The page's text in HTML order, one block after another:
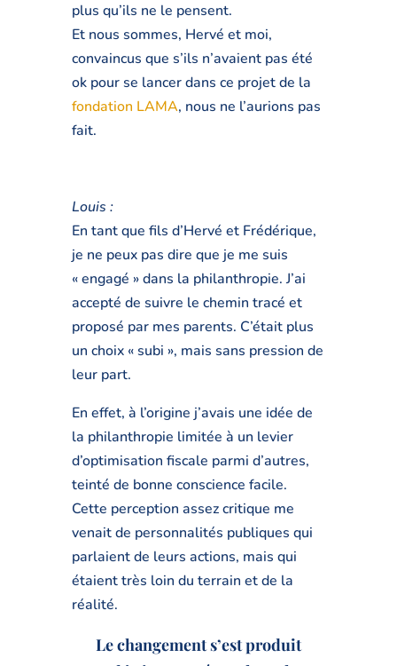
plus qu’ils ne le pensent.
Et nous sommes, Hervé et moi,
convaincus que s’ils n’avaient pas été
ok pour se lancer dans ce projet de la
fondation LAMA, nous ne l’aurions pas
fait.
Louis :
En tant que fils d’Hervé et Frédérique,
je ne peux pas dire que je me suis
« engagé » dans la philanthropie. J’ai
accepté de suivre le chemin tracé et
proposé par mes parents. C’était plus
un choix « subi », mais sans pression de
leur part.
En effet, à l’origine j’avais une idée de
la philanthropie limitée à un levier
d’optimisation fiscale parmi d’autres,
teinté de bonne conscience facile.
Cette perception assez critique me
venait de personnalités publiques qui
parlaient de leurs actions, mais qui
étaient très loin du terrain et de la
réalité.
Le changement s’est produit